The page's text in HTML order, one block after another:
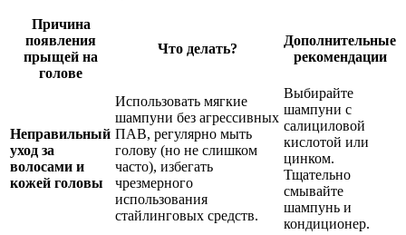
Причина
появления
прыщей на
голове
Что делать?
Дополнительные
рекомендации
Неправильный
уход за
волосами и
кожей головы
Использовать мягкие
шампуни без агрессивных
ПАВ, регулярно мыть
голову (но не слишком
часто), избегать
чрезмерного
использования
стайлинговых средств.
Выбирайте
шампуни с
салициловой
кислотой или
цинком.
Тщательно
смывайте
шампунь и
кондиционер.